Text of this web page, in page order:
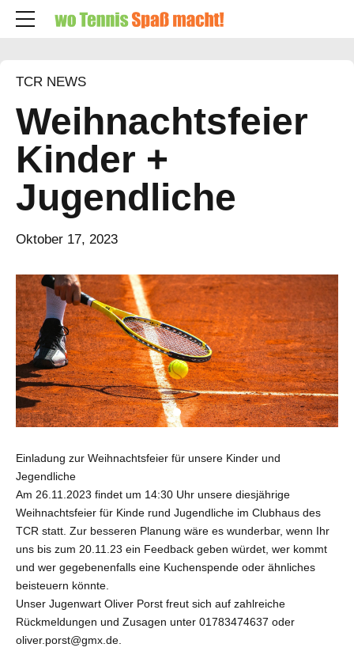
TCR NEWS
Weihnachtsfeier
Kinder +
Jugendliche
Oktober 17, 2023
Einladung zur Weihnachtsfeier für unsere Kinder und
Jegendliche
Am 26.11.2023 findet um 14:30 Uhr unsere diesjährige
Weihnachtsfeier für Kinde rund Jugendliche im Clubhaus des
TCR statt. Zur besseren Planung wäre es wunderbar, wenn Ihr
uns bis zum 20.11.23 ein Feedback geben würdet, wer kommt
und wer gegebenenfalls eine Kuchenspende oder ähnliches
beisteuern könnte.
Unser Jugenwart Oliver Porst freut sich auf zahlreiche
Rückmeldungen und Zusagen unter 01783474637 oder
oliver.porst@gmx.de.